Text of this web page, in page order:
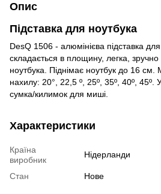
Опис
Підставка для ноутбука
DesQ 1506 - алюмінієва підставка
складається в площину, легка,
ноутбука. Піднімає ноутбук до 16
нахилу: 20°, 22,5 º, 25º, 35º, 40º, 45º.
сумка/килимок для миші.
Характеристики
Країна
виробник
Нідерланди
Стан Нове